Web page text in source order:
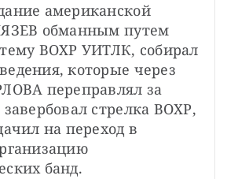
американской
обманным путем
ВОХР УИТЛК, собирал
которые через
переправлял за
стрелка ВОХР,
на переход в
банд.